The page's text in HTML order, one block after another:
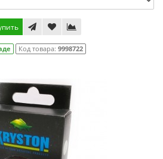
Код товара: 9998722